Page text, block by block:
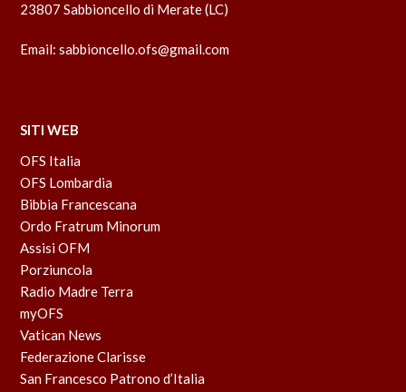
23807 Sabbioncello di Merate (LC)
Email:sabbioncello.ofs@gmail.com
SITI WEB
OFS Italia
OFS Lombardia
Bibbia Francescana
Ordo Fratrum Minorum
Assisi OFM
Porziuncola
Radio Madre Terra
myOFS
Vatican News
Federazione Clarisse
San Francesco Patrono d’Italia